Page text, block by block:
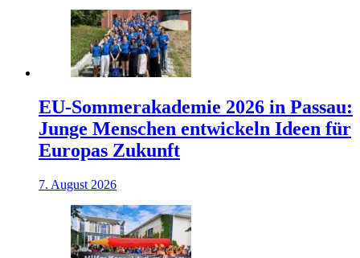
EU-Sommerakademie 2026 in Passau:
Junge Menschen entwickeln Ideen für
Europas Zukunft
7. August 2026